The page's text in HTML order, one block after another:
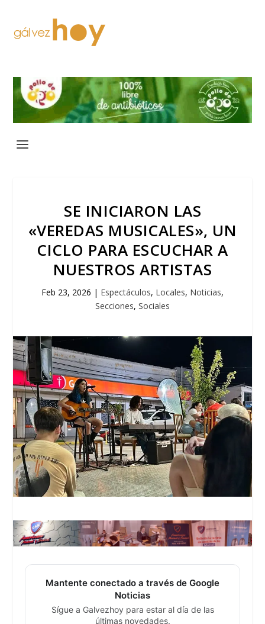
SE INICIARON LAS
«VEREDAS MUSICALES», UN
CICLO PARA ESCUCHAR A
NUESTROS ARTISTAS
Feb 23, 2026 | Espectáculos, Locales, Noticias,
Secciones, Sociales
Mantente conectado a través de Google
Noticias
Sígue a Galvezhoy para estar al día de las
últimas novedades.